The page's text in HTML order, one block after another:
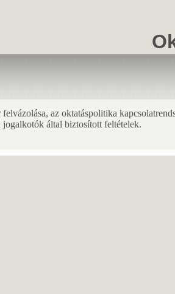
az oktatáspolitika
által biztosított feltételek.